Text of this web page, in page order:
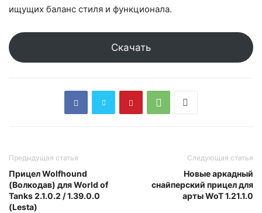
ищущих баланс стиля и функционала.​
Скачать
Предыдущая статья
Прицел Wolfhound
(Волкодав) для World of
Tanks 2.1.0.2 / 1.39.0.0
(Lesta)
Следующая статья
Новые аркадный
снайперский прицел для
арты WoT 1.21.1.0